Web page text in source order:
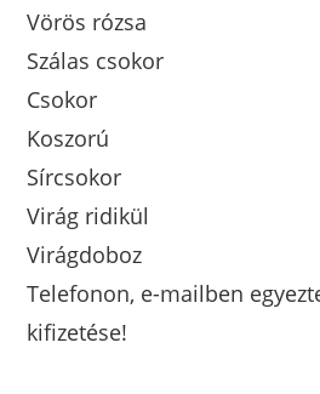
Vörös rózsa
Szálas csokor
Csokor
Koszorú
Sírcsokor
Virág ridikül
Virágdoboz
Telefonon, e-mailben
kifizetése!